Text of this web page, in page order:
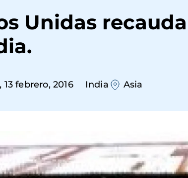
Unidas
13 febrero, 2016 India Asia